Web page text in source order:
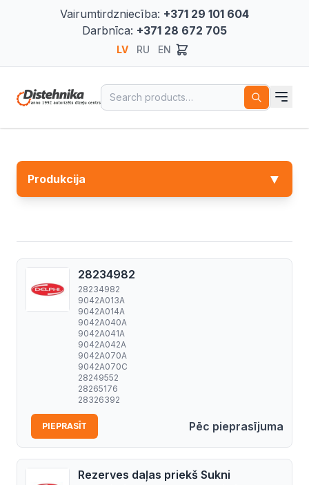
Vairumtirdzniecība: +371 29 101 604
Darbnīca: +371 28 672 705
LV RU EN
Search for:
Produkcija ▼
28234982
28234982
9042A013A
9042A014A
9042A040A
9042A041A
9042A042A
9042A070A
9042A070C
28249552
28265176
28326392
Pēc pieprasījuma
PIEPRASĪT
Rezerves daļas priekš Sukni